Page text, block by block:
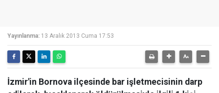
Yayınlanma: 13 Aralık 2013 Cuma 17:53
İzmir'in Bornova ilçesinde bar işletmecisinin darp